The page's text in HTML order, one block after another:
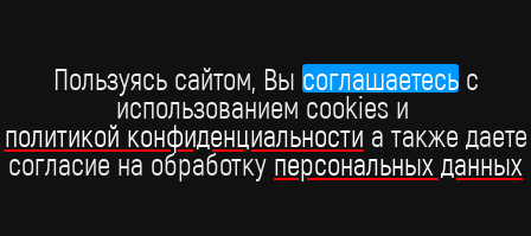
Пользуясь сайтом, Вы соглашаетесьc
использованием cookies и
политикой конфиденциальности а также даете
согласие на обработкуперсональных данных
Telegram BRIDGE MEDIA
Telegram BABY TIME
ВКонтакте